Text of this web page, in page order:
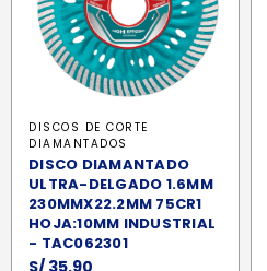
DISCOS DE CORTE
DIAMANTADOS
DISCO DIAMANTADO
ULTRA-DELGADO 1.6MM
230MMX22.2MM 75CR1
HOJA:10MM INDUSTRIAL
- TAC062301
S/ 35.90